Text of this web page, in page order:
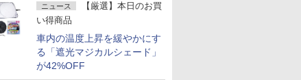
ニュース
【厳選】本日のお買
い得商品
車内の温度上昇を緩やかにす
る「遮光マジカルシェード」
が42%OFF